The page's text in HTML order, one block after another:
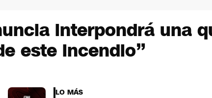
interpondrá una
este incendio”
LO MÁS